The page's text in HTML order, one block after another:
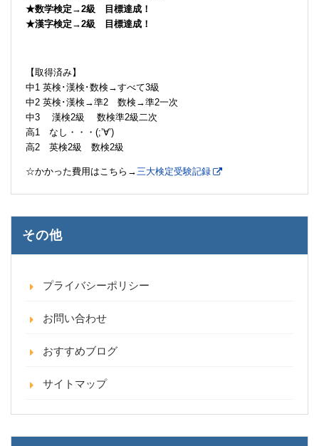
★数学検定→2級 目標達成！
★漢字検定→2級 目標達成！
【取得済み】
中1 英検･漢検･数検→すべて3級
中2 英検･漢検→準2 数検→準2一次
中3 漢検2級 数検準2級二次
高1 なし・・・(;’∀’)
高2 英検2級 数検2級
☆かかった費用はこちら→ 三大検定受験記録
その他
プライバシーポリシー
お問い合わせ
おすすめブログ
サイトマップ